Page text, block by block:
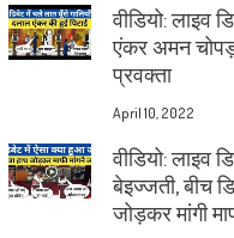
वीडियो: लाइव
एंकर अमन
प्रवक्ता
April 10, 2022
वीडियो: लाइव
बेइज्जती, बीच
जोड़कर मांगी